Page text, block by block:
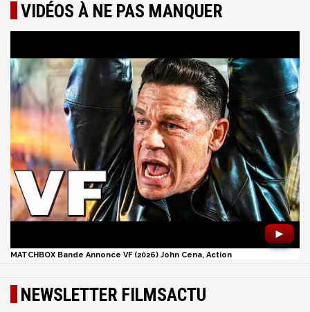
VIDÉOS À NE PAS MANQUER
►
MATCHBOX Bande Annonce VF (2026) John Cena, Action
NEWSLETTER FILMSACTU